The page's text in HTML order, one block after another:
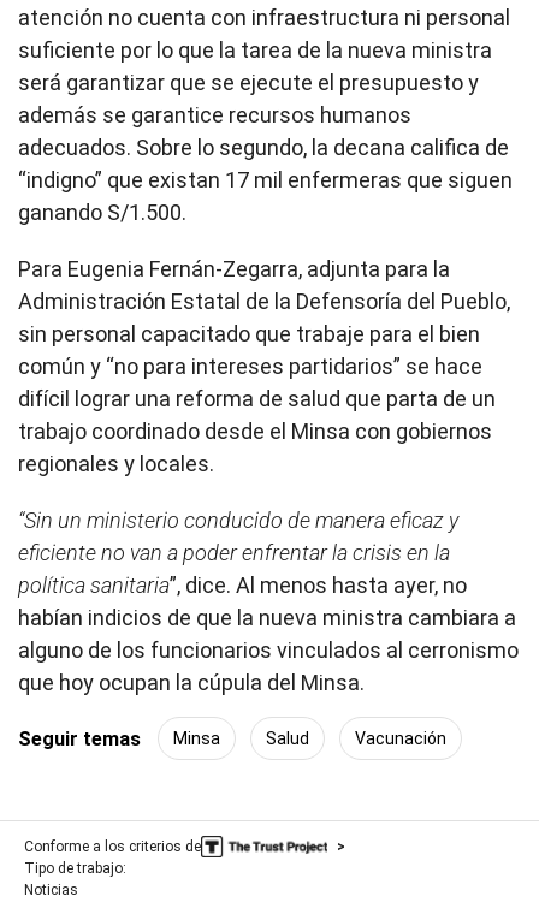
atención no cuenta con infraestructura ni personal
suficiente por lo que la tarea de la nueva ministra
será garantizar que se ejecute el presupuesto y
además se garantice recursos humanos
adecuados. Sobre lo segundo, la decana califica de
“indigno” que existan 17 mil enfermeras que siguen
ganando S/1.500.
Para Eugenia Fernán-Zegarra, adjunta para la
Administración Estatal de la Defensoría del Pueblo,
sin personal capacitado que trabaje para el bien
común y “no para intereses partidarios” se hace
difícil lograr una reforma de salud que parta de un
trabajo coordinado desde el Minsa con gobiernos
regionales y locales.
“Sin un ministerio conducido de manera eficaz y
eficiente no van a poder enfrentar la crisis en la
política sanitaria”, dice. Al menos hasta ayer, no
habían indicios de que la nueva ministra cambiara a
alguno de los funcionarios vinculados al cerronismo
que hoy ocupan la cúpula del Minsa.
Seguir temas Minsa Salud Vacunación
Conforme a los criterios de
Tipo de trabajo:
Noticias